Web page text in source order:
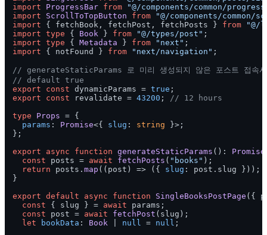
import
ProgressBar from
"@/components/common/
import
ScrollToTopButton from
"@/components/
import { fetchBook, fetchPost, fetchPosts } from
"@/
import type { Book } from "@/types/post"
import type { Metadata } from "next"
import { notFound } from "next/navigation" ;
// generateStaticParams 로 미리 생성되지 않은 포스트 접속시
// default true
export
const dynamicParams = true
export
const revalidate = 43200 ;
// 12 hours
type
Props = {
params : Promise<{ slug : string }>;
};
export
async function generateStaticParams ( ): Promise
const posts = await fetchPosts ( "books" );
return posts. map ( ( post ) => ({ slug : post. slug }));
}
export default async function SingleBooksPostPage ( {
const { slug } = await params;
const post = await fetchPost (slug);
let
bookData : Book null = null ;